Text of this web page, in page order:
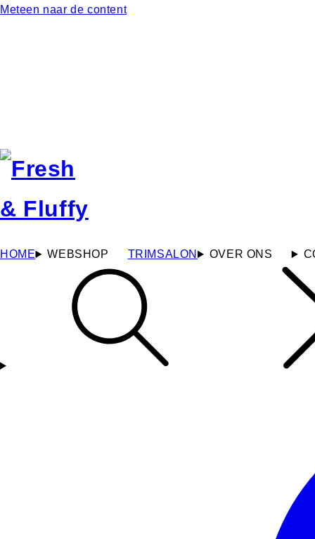
Meteen naar de content
HOME WEBSHOP TRIMSALON OVER ONS